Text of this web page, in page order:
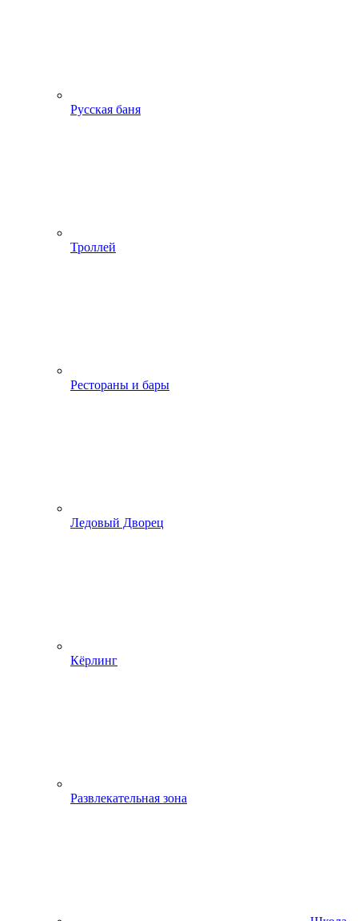
Русская баня
Троллей
Рестораны и бары
Ледовый Дворец
Кёрлинг
Развлекательная зона